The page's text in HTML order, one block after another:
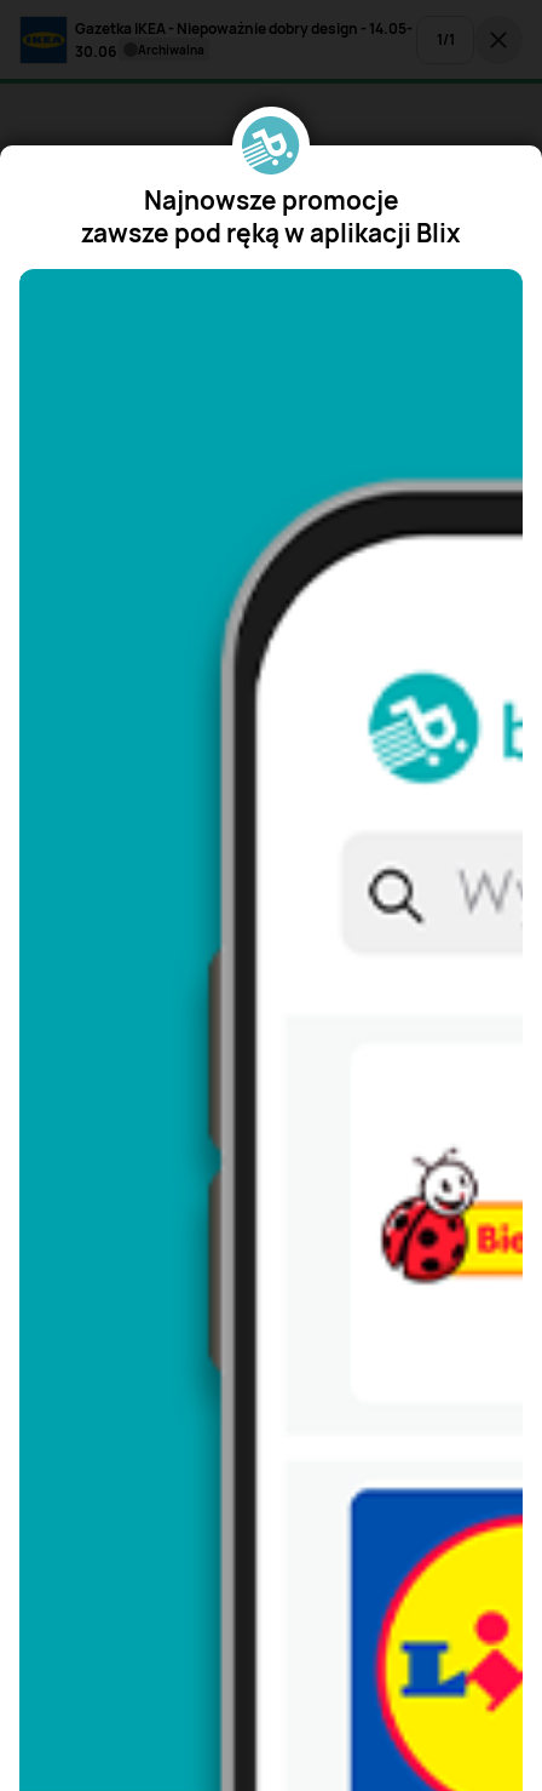
Trafiłeś na nieaktualną gazetkę
Zobacz aktualne gazetki Blix!
Gazetka IKEA - Niepoważnie dobry design - 14.05-
30.06
archiwalna 1/1
Najnowsze promocje
zawsze pod ręką w aplikacji Blix
"/>